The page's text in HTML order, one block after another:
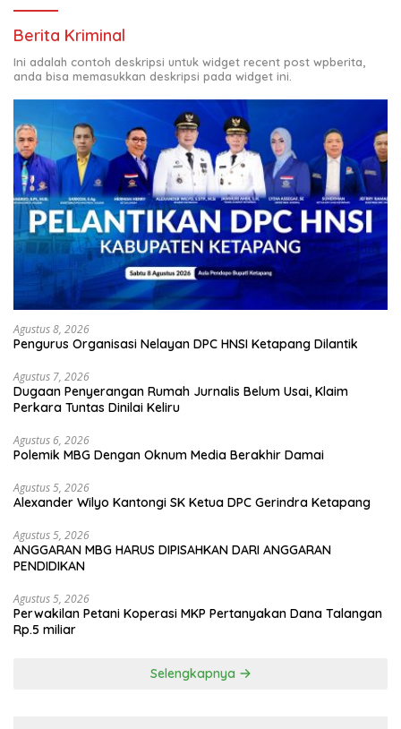
Berita Kriminal
Ini adalah contoh deskripsi untuk widget recent post wpberita,
anda bisa memasukkan deskripsi pada widget ini.
Agustus 8, 2026
Pengurus Organisasi Nelayan DPC HNSI Ketapang Dilantik
Agustus 7, 2026
Dugaan Penyerangan Rumah Jurnalis Belum Usai, Klaim
Perkara Tuntas Dinilai Keliru
Agustus 6, 2026
Polemik MBG Dengan Oknum Media Berakhir Damai
Agustus 5, 2026
Alexander Wilyo Kantongi SK Ketua DPC Gerindra Ketapang
Agustus 5, 2026
ANGGARAN MBG HARUS DIPISAHKAN DARI ANGGARAN
PENDIDIKAN
Agustus 5, 2026
Perwakilan Petani Koperasi MKP Pertanyakan Dana Talangan
Rp.5 miliar
Selengkapnya